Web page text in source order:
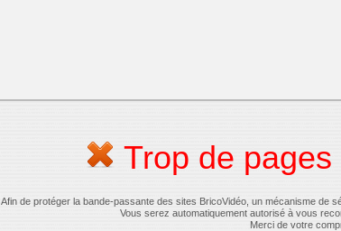
Trop de
Afin de protéger la bande-passante des sites BricoVidéo, un mécanisme de
Vous serez automatiquement autorisé à vous
Merci de votre